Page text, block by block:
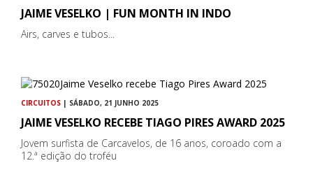
JAIME VESELKO | FUN MONTH IN INDO
Airs, carves e tubos...
CIRCUITOS | SÁBADO, 21 JUNHO 2025
JAIME VESELKO RECEBE TIAGO PIRES AWARD 2025
Jovem surfista de Carcavelos, de 16 anos, coroado com a
12.ª edição do troféu